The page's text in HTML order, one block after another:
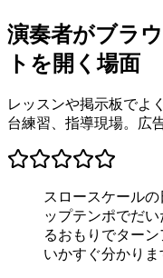
演奏者がブラ
トを開く場面
レッスンや掲示板で
台練習、指導現場。広
スロースケール
ップテンポでだ
るおもりでター
いかすぐ分かりま